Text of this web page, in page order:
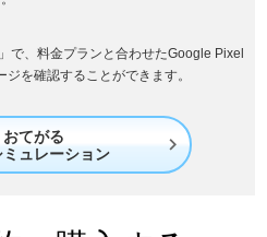
で、料金プランと合わせたGoogle Pixel
を確認することができます。
おてがる
ュレーション
